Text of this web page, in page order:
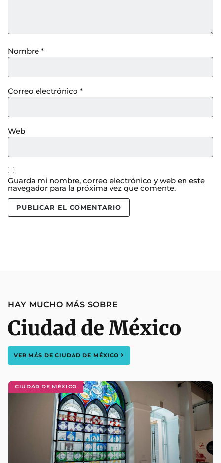
Nombre *
Correo electrónico *
Web
Guarda mi nombre, correo electrónico y web en este
navegador para la próxima vez que comente.
HAY MUCHO MÁS SOBRE
Ciudad de México
VER MÁS DECIUDAD DE MÉXICO
CIUDAD DE MÉXICO